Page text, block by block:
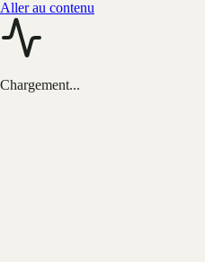
Aller au contenu
Chargement...